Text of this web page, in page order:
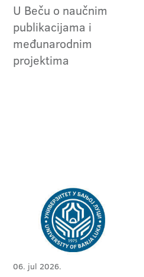
U Beču o naučnim
publikacijama i
međunarodnim
projektima
06. jul 2026.